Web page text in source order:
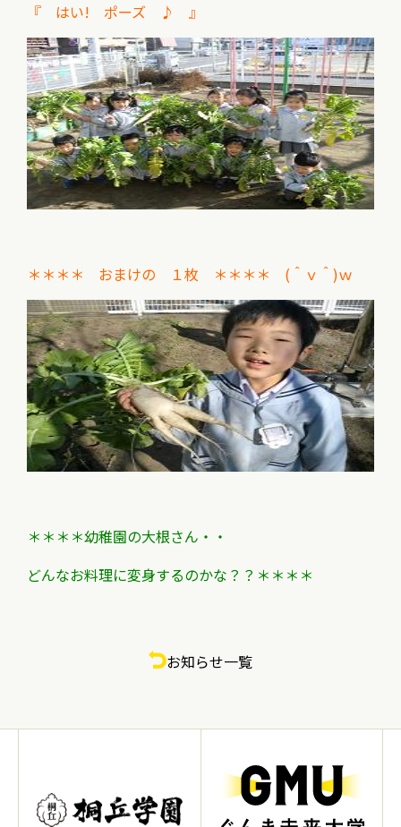
『 はい! ポーズ ♪ 』
＊＊＊＊ おまけの １枚 ＊＊＊＊ (＾ｖ＾)ｗ
＊＊＊＊幼稚園の大根さん・・
どんなお料理に変身するのかな？？＊＊＊＊
お知らせ一覧